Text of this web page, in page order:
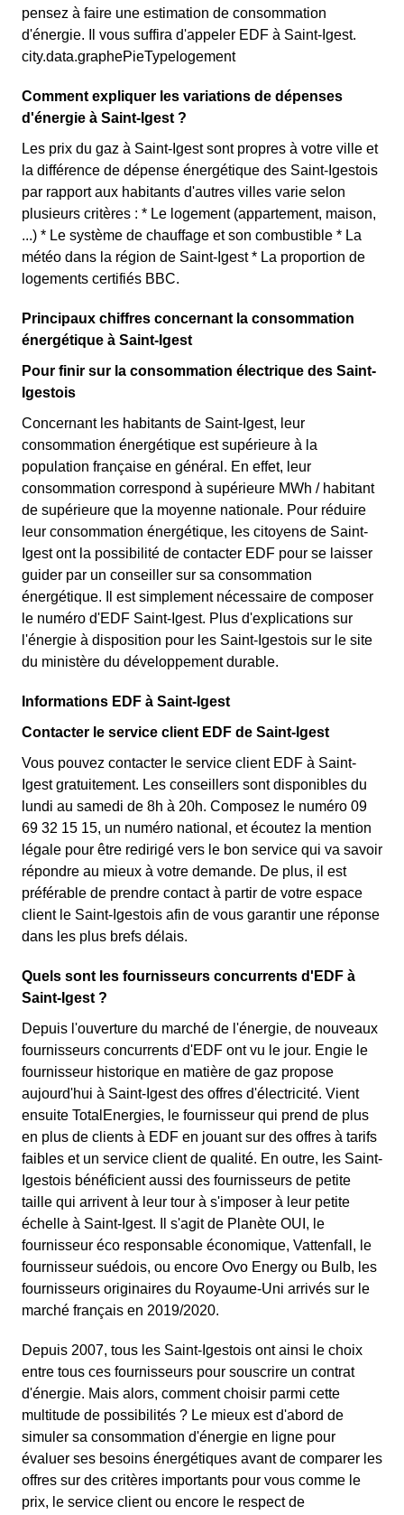
pensez à faire une estimation de consommation
d'énergie. Il vous suffira d'appeler EDF à Saint-Igest.
city.data.graphePieTypelogement
Comment expliquer les variations de dépenses
d'énergie à Saint-Igest ?
Les prix du gaz à Saint-Igest sont propres à votre ville et
la différence de dépense énergétique des Saint-Igestois
par rapport aux habitants d'autres villes varie selon
plusieurs critères : * Le logement (appartement, maison,
...) * Le système de chauffage et son combustible * La
météo dans la région de Saint-Igest * La proportion de
logements certifiés BBC.
Principaux chiffres concernant la consommation
énergétique à Saint-Igest
Pour finir sur la consommation électrique des Saint-
Igestois
Concernant les habitants de Saint-Igest, leur
consommation énergétique est supérieure à la
population française en général. En effet, leur
consommation correspond à supérieure MWh / habitant
de supérieure que la moyenne nationale. Pour réduire
leur consommation énergétique, les citoyens de Saint-
Igest ont la possibilité de contacter EDF pour se laisser
guider par un conseiller sur sa consommation
énergétique. Il est simplement nécessaire de composer
le numéro d'EDF Saint-Igest. Plus d'explications sur
l'énergie à disposition pour les Saint-Igestois sur le site
du ministère du développement durable.
Informations EDF à Saint-Igest
Contacter le service client EDF de Saint-Igest
Vous pouvez contacter le service client EDF à Saint-
Igest gratuitement. Les conseillers sont disponibles du
lundi au samedi de 8h à 20h. Composez le numéro 09
69 32 15 15, un numéro national, et écoutez la mention
légale pour être redirigé vers le bon service qui va savoir
répondre au mieux à votre demande. De plus, il est
préférable de prendre contact à partir de votre espace
client le Saint-Igestois afin de vous garantir une réponse
dans les plus brefs délais.
Quels sont les fournisseurs concurrents d'EDF à
Saint-Igest ?
Depuis l'ouverture du marché de l'énergie, de nouveaux
fournisseurs concurrents d'EDF ont vu le jour. Engie le
fournisseur historique en matière de gaz propose
aujourd'hui à Saint-Igest des offres d'électricité. Vient
ensuite TotalEnergies, le fournisseur qui prend de plus
en plus de clients à EDF en jouant sur des offres à tarifs
faibles et un service client de qualité. En outre, les Saint-
Igestois bénéficient aussi des fournisseurs de petite
taille qui arrivent à leur tour à s'imposer à leur petite
échelle à Saint-Igest. Il s'agit de Planète OUI, le
fournisseur éco responsable économique, Vattenfall, le
fournisseur suédois, ou encore Ovo Energy ou Bulb, les
fournisseurs originaires du Royaume-Uni arrivés sur le
marché français en 2019/2020.
Depuis 2007, tous les Saint-Igestois ont ainsi le choix
entre tous ces fournisseurs pour souscrire un contrat
d'énergie. Mais alors, comment choisir parmi cette
multitude de possibilités ? Le mieux est d'abord de
simuler sa consommation d'énergie en ligne pour
évaluer ses besoins énergétiques avant de comparer les
offres sur des critères importants pour vous comme le
prix, le service client ou encore le respect de